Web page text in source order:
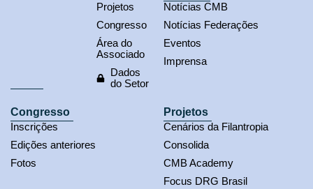
Projetos
Congresso
Área do
Associado
Dados
do Setor
Notícias CMB
Notícias Federações
Eventos
Imprensa
Congresso
Inscrições
Edições anteriores
Fotos
Projetos
Cenários da Filantropia
Consolida
CMB Academy
Focus DRG Brasil